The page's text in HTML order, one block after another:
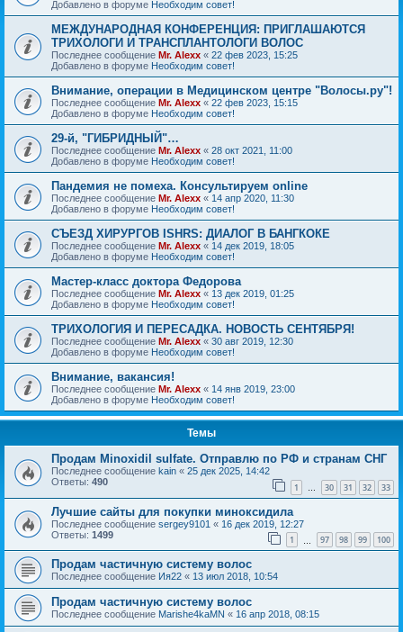
Добавлено в форуме Необходим совет!
МЕЖДУНАРОДНАЯ КОНФЕРЕНЦИЯ: ПРИГЛАШАЮТСЯ
ТРИХОЛОГИ И ТРАНСПЛАНТОЛОГИ ВОЛОС
Последнее сообщение Mr. Alexx « 22 фев 2023, 15:25
Добавлено в форуме Необходим совет!
Внимание, операции в Медицинском центре "Волосы.ру"!
Последнее сообщение Mr. Alexx « 22 фев 2023, 15:15
Добавлено в форуме Необходим совет!
29-й, "ГИБРИДНЫЙ"…
Последнее сообщение Mr. Alexx « 28 окт 2021, 11:00
Добавлено в форуме Необходим совет!
Пандемия не помеха. Консультируем online
Последнее сообщение Mr. Alexx « 14 апр 2020, 11:30
Добавлено в форуме Необходим совет!
СЪЕЗД ХИРУРГОВ ISHRS: ДИАЛОГ В БАНГКОКЕ
Последнее сообщение Mr. Alexx « 14 дек 2019, 18:05
Добавлено в форуме Необходим совет!
Мастер-класс доктора Федорова
Последнее сообщение Mr. Alexx « 13 дек 2019, 01:25
Добавлено в форуме Необходим совет!
ТРИХОЛОГИЯ И ПЕРЕСАДКА. НОВОСТЬ СЕНТЯБРЯ!
Последнее сообщение Mr. Alexx « 30 авг 2019, 12:30
Добавлено в форуме Необходим совет!
Внимание, вакансия!
Последнее сообщение Mr. Alexx « 14 янв 2019, 23:00
Добавлено в форуме Необходим совет!
Темы
Продам Minoxidil sulfate. Отправлю по РФ и странам СНГ
Последнее сообщение kain « 25 дек 2025, 14:42
Ответы: 490 1 … 30 31 32 33
Лучшие сайты для покупки миноксидила
Последнее сообщение sergey9101 « 16 дек 2019, 12:27
Ответы: 1499 1 97 98 99 100
Продам частичную систему волос
Последнее сообщение Ия22 « 13 июл 2018, 10:54
Продам частичную систему волос
Последнее сообщение Marishe4kaMN « 16 апр 2018, 08:15